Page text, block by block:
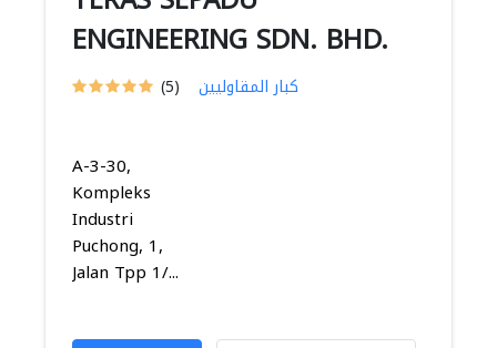
ENGINEERING SDN. BHD.
(5) كبار المقاوليين
A-3-30,
Kompleks
Industri
Puchong, 1,
Jalan Tpp 1/...